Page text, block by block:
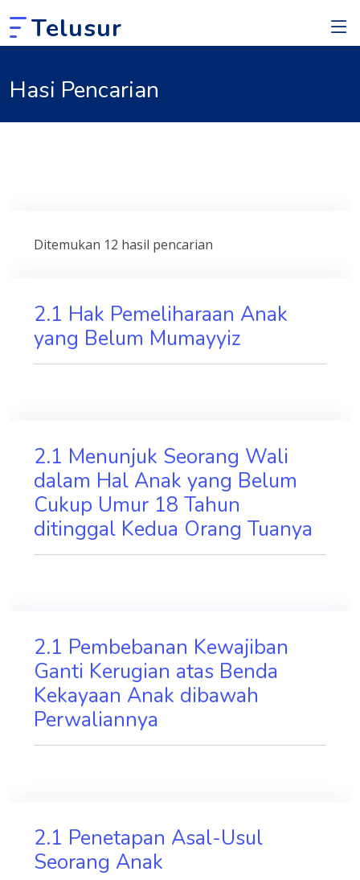
Telusur
Hasi Pencarian
Ditemukan 12 hasil pencarian
2.1 Hak Pemeliharaan Anak
yang Belum Mumayyiz
2.1 Menunjuk Seorang Wali
dalam Hal Anak yang Belum
Cukup Umur 18 Tahun
ditinggal Kedua Orang Tuanya
2.1 Pembebanan Kewajiban
Ganti Kerugian atas Benda
Kekayaan Anak dibawah
Perwaliannya
2.1 Penetapan Asal-Usul
Seorang Anak